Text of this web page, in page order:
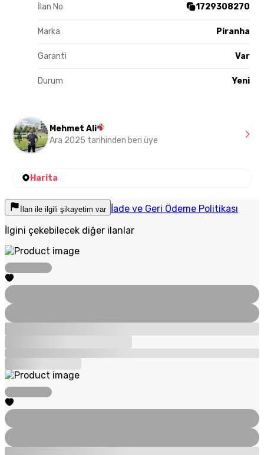
İlan No 1729308270
Marka Piranha
Garanti Var
Durum Yeni
Mehmet Ali
Ara 2025 tarihinden beri üye
Harita
İlan ile ilgili şikayetim var İade ve Geri Ödeme Politikası
İlgini çekebilecek diğer ilanlar